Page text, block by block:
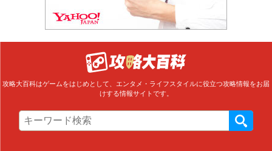
攻略大百科はゲームをはじめとして、エンタメ・ライフスタイルに役立つ攻略情報をお届
けする情報サイトです。